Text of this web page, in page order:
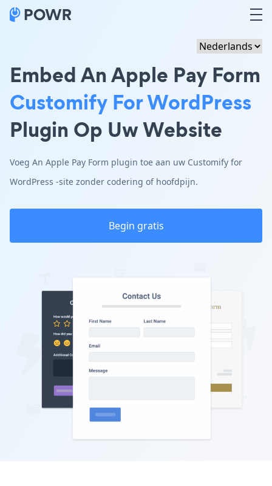
Embed An Apple Pay Form
Customify For WordPress
Plugin Op Uw Website
Voeg An Apple Pay Form plugin toe aan uw Customify for
WordPress -site zonder codering of hoofdpijn.
Begin gratis